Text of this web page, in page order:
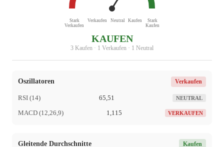
Stark
Verkaufen
Verkaufen Neutral Kaufen
Stark
Kaufen
KAUFEN
3 Kaufen · 1 Verkaufen · 1 Neutral
Oszillatoren Verkaufen
RSI (14) 65,51 NEUTRAL
MACD (12,26,9) 1,115 VERKAUFEN
Gleitende Durchschnitte Kaufen